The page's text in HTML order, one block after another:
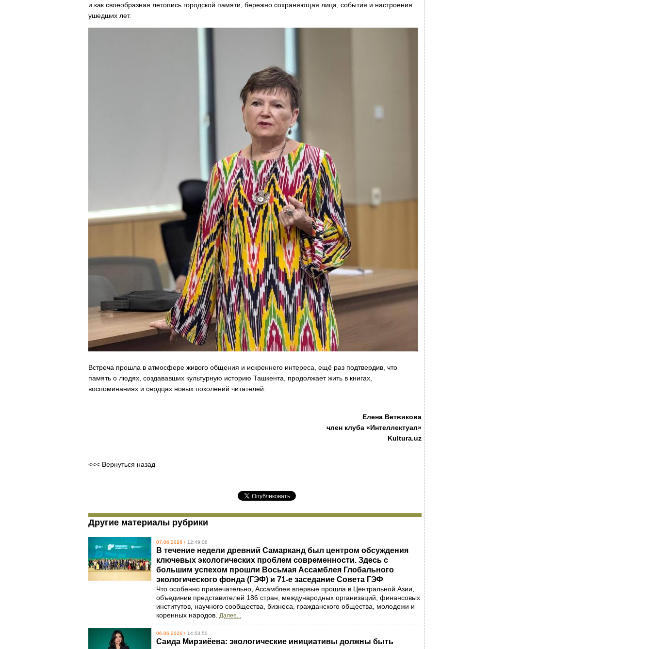
и как своеобразная летопись городской памяти, бережно сохраняющая лица, события и настроения
ушедших лет.
Встреча прошла в атмосфере живого общения и искреннего интереса, ещё раз подтвердив, что
память о людях, создававших культурную историю Ташкента, продолжает жить в книгах,
воспоминаниях и сердцах новых поколений читателей.
Елена Ветвикова
член клуба «Интеллектуал»
Kultura.uz
<<< Вернуться назад
Другие материалы рубрики
07.06.2026 / 12:49:08
В течение недели древний Самарканд был центром обсуждения
ключевых экологических проблем современности. Здесь с
большим успехом прошли Восьмая Ассамблея Глобального
экологического фонда (ГЭФ) и 71-е заседание Совета ГЭФ
Что особенно примечательно, Ассамблея впервые прошла в Центральной Азии,
объединив представителей 186 стран, международных организаций, финансовых
институтов, научного сообщества, бизнеса, гражданского общества, молодежи и
коренных народов. Далее...
06.06.2026 / 14:53:50
Саида Мирзиёева: экологические инициативы должны быть